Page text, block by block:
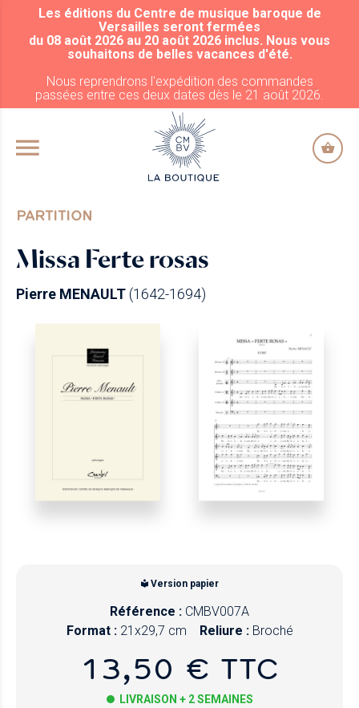
ALLER AU CONTENU PRINCIPAL
Les éditions du Centre de musique baroque de
Versailles seront fermées
du 08 août 2026 au 20 août 2026 inclus. Nous vous
souhaitons de belles vacances d'été.
Nous reprendrons l'expédition des commandes
passées entre ces deux dates dès le 21 août 2026.
PARTITION
Missa Ferte rosas
Pierre MENAULT(1642-1694)
Version papier
Référence : CMBV007A
Format : 21x29,7 cm Reliure : Broché
13,50 € TTC
LIVRAISON + 2 SEMAINES